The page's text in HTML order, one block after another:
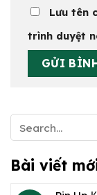
Lưu tên
trình duyệt
Bài viết